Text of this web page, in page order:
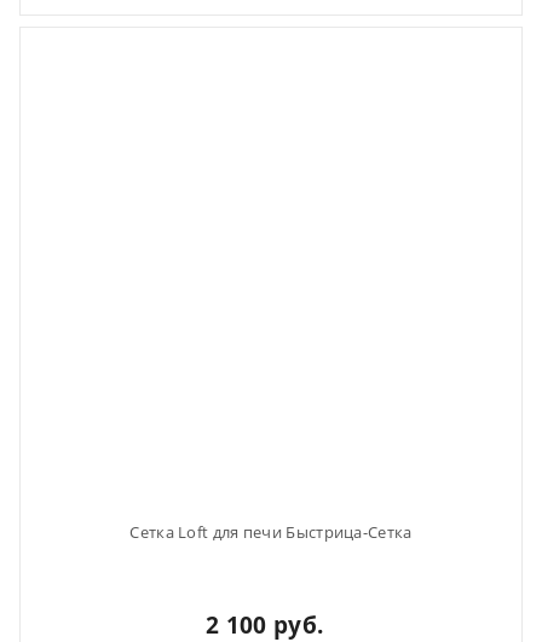
Сетка Loft для печи Быстрица-Сетка
2 100 руб.